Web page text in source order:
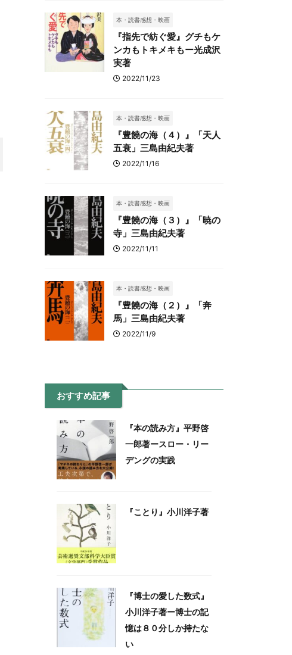
本・読書感想・映画
『指先で紡ぐ愛』グチもケ
ンカもトキメキもー光成沢
実著
2022/11/23
本・読書感想・映画
『豊饒の海（４）』「天人
五衰」三島由紀夫著
2022/11/16
本・読書感想・映画
『豊饒の海（３）』「暁の
寺」三島由紀夫著
2022/11/11
本・読書感想・映画
『豊饒の海（２）』「奔
馬」三島由紀夫著
2022/11/9
おすすめ記事
『本の読み方』平野啓
一郎著ースロー・リー
デングの実践
『ことり』小川洋子著
『博士の愛した数式』
小川洋子著ー博士の記
憶は８０分しか持たな
い